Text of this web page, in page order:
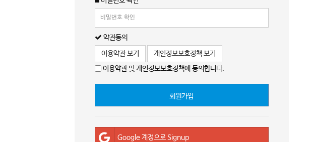
약관동의
이용약관 보기
개인정보보호정책 보기
이용약관 및 개인정보보호정책에 동의합니다.
회원가입
Google 계정으로 Signup